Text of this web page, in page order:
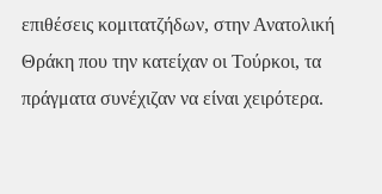
επιθέσεις κομιτατζήδων, στην Ανατολική
Θράκη που την κατείχαν οι Τούρκοι, τα
πράγματα συνέχιζαν να είναι χειρότερα.